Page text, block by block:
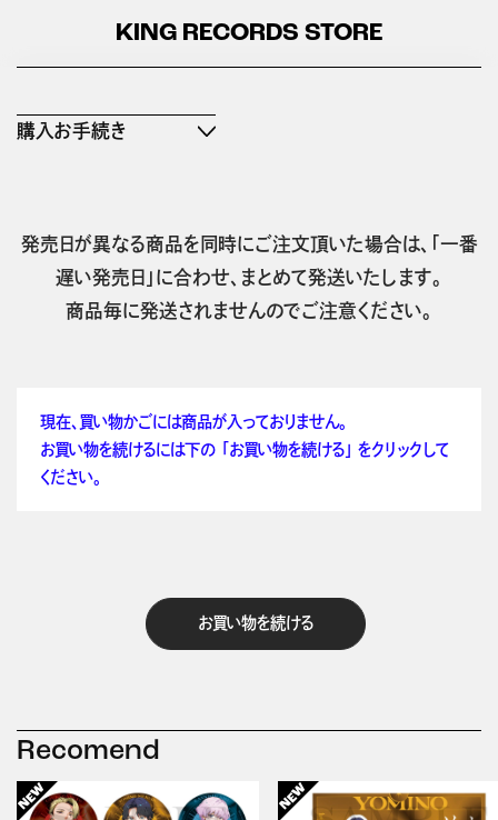
KING RECORDS STORE
購入お手続き
発売日が異なる商品を同時にご注文頂いた場合は、「一番
遅い発売日」に合わせ、まとめて発送いたします。
商品毎に発送されませんのでご注意ください。
現在、買い物かごには商品が入っておりません。
お買い物を続けるには下の 「お買い物を続ける」 をクリックして
ください。
お買い物を続ける
Recomend